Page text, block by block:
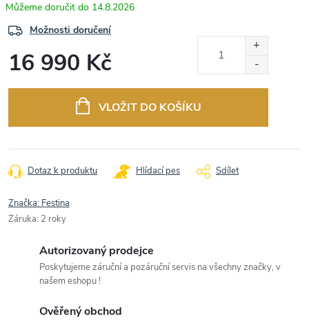
14.8.2026
Možnosti doručení
16 990 Kč
VLOŽIT DO KOŠÍKU
Dotaz k produktu Hlídací pes Sdílet
Značka: Festina
Záruka: 2 roky
Autorizovaný prodejce
Poskytujeme záruční a pozáruční servis na všechny značky, v
našem eshopu !
Ověřený obchod